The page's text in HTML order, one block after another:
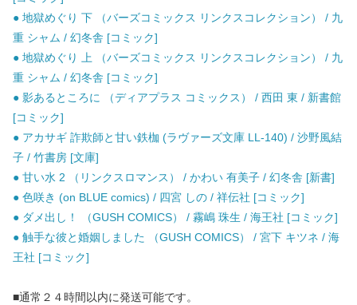
● 地獄めぐり 下 （バーズコミックス リンクスコレクション） / 九
重 シャム / 幻冬舎 [コミック]
● 地獄めぐり 上 （バーズコミックス リンクスコレクション） / 九
重 シャム / 幻冬舎 [コミック]
● 影あるところに （ディアプラス コミックス） / 西田 東 / 新書館
[コミック]
● アカサギ 詐欺師と甘い鉄枷 (ラヴァーズ文庫 LL-140) / 沙野風結
子 / 竹書房 [文庫]
● 甘い水 2 （リンクスロマンス） / かわい 有美子 / 幻冬舎 [新書]
● 色咲き (on BLUE comics) / 四宮 しの / 祥伝社 [コミック]
● ダメ出し！ （GUSH COMICS） / 霧嶋 珠生 / 海王社 [コミック]
● 触手な彼と婚姻しました （GUSH COMICS） / 宮下 キツネ / 海
王社 [コミック]
■通常２４時間以内に発送可能です。